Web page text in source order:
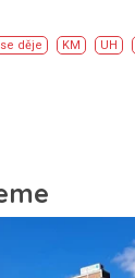
děje KM UH